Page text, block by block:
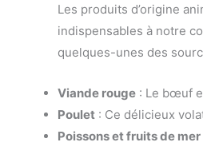
Les produits d’origine
indispensables à notre
quelques-unes des
Viande rouge : Le bœuf
Poulet : Ce délicieux
Poissons et fruits de mer